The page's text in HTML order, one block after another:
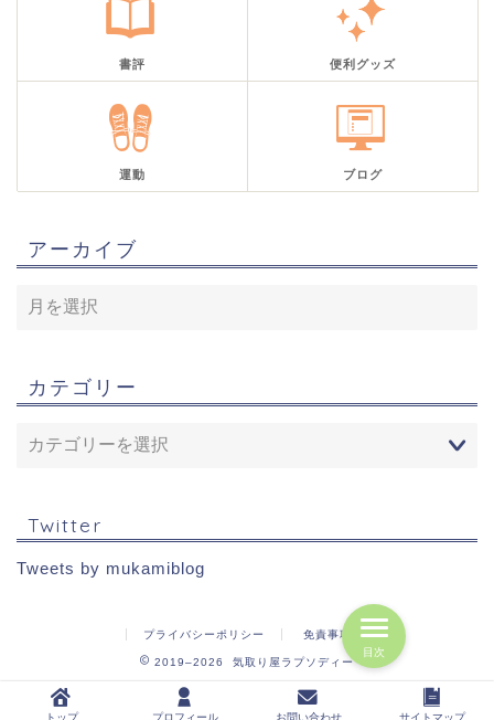
書評 便利グッズ
運動 ブログ
アーカイブ
カテゴリー
Twitter
Tweets by mukamiblog
プライバシーポリシー 免責事項
2019–2026 気取り屋ラプソディー
トップ プロフィール お問い合わせ サイトマップ
目次